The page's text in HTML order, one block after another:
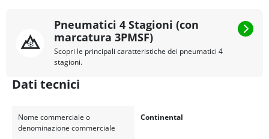
Pneumatici 4 Stagioni (con
marcatura 3PMSF)
Scopri le principali caratteristiche dei pneumatici 4
stagioni.
Dati tecnici
Nome commerciale o
denominazione commerciale
Continental